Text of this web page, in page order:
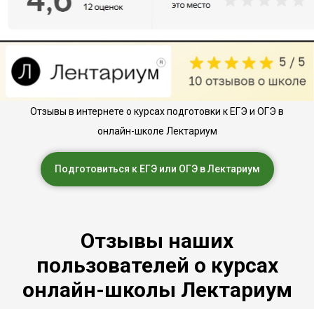
Отзывы в интернете о курсах подготовки к ЕГЭ и ОГЭ в
онлайн-школе Лектариум
Подготовиться к ЕГЭ или ОГЭ в Лектариум
Отзывы наших
пользователей о курсах
онлайн-школы Лектариум